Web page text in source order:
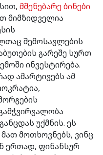
მშენებარე ბინები
მიმზიდველია
შემოსავლების
გარეშე სურთ
ინვესტირება.
ამარტივებს ამ
უქმნის. ეს
მოთხოვნებს, ვინც
ერთად, ფინანსურ